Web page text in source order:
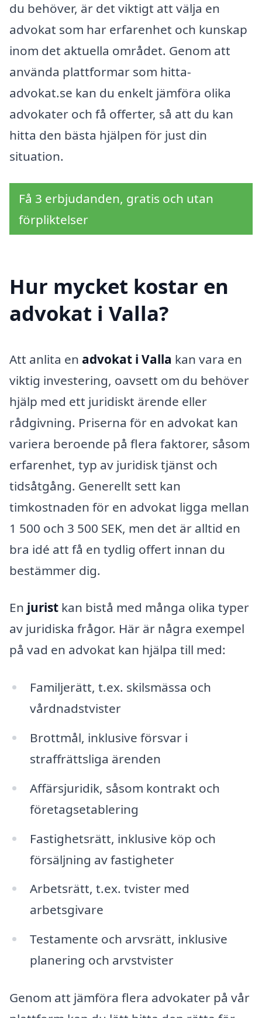
du behöver, är det viktigt att välja en
advokat som har erfarenhet och kunskap
inom det aktuella området. Genom att
använda plattformar som hitta-
advokat.se kan du enkelt jämföra olika
advokater och få offerter, så att du kan
hitta den bästa hjälpen för just din
situation.
Få 3 erbjudanden, gratis och utan
förpliktelser
Hur mycket kostar en
advokat i Valla?
Att anlita en advokat i Valla kan vara en
viktig investering, oavsett om du behöver
hjälp med ett juridiskt ärende eller
rådgivning. Priserna för en advokat kan
variera beroende på flera faktorer, såsom
erfarenhet, typ av juridisk tjänst och
tidsåtgång. Generellt sett kan
timkostnaden för en advokat ligga mellan
1 500 och 3 500 SEK, men det är alltid en
bra idé att få en tydlig offert innan du
bestämmer dig.
En jurist kan bistå med många olika typer
av juridiska frågor. Här är några exempel
på vad en advokat kan hjälpa till med:
Familjerätt, t.ex. skilsmässa och
vårdnadstvister
Brottmål, inklusive försvar i
straffrättsliga ärenden
Affärsjuridik, såsom kontrakt och
företagsetablering
Fastighetsrätt, inklusive köp och
försäljning av fastigheter
Arbetsrätt, t.ex. tvister med
arbetsgivare
Testamente och arvsrätt, inklusive
planering och arvstvister
Genom att jämföra flera advokater på vår